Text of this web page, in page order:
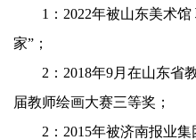
1：2022年被山东美术
家”；
2：2018年9月在山东省
届教师绘画大赛三等奖；
2：2015年被济南报业